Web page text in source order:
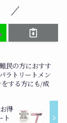
民の方におすす
ラトリートメン
する方にも/成
得
ト